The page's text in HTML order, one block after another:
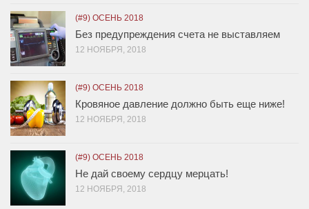
(#9) ОСЕНЬ 2018
Без предупреждения счета не выставляем
12 НОЯБРЯ, 2018
(#9) ОСЕНЬ 2018
Кровяное давление должно быть еще ниже!
12 НОЯБРЯ, 2018
(#9) ОСЕНЬ 2018
Не дай своему сердцу мерцать!
12 НОЯБРЯ, 2018